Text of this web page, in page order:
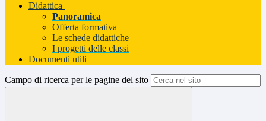
Didattica
Panoramica
Offerta formativa
Le schede didattiche
I progetti delle classi
Documenti utili
Campo di ricerca per le pagine del sito